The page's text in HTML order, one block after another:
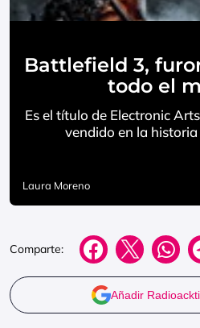
Battlefield 3,
todo el
Es el título de Electronic
vendido en la
Laura Moreno
Comparte:
Añadir